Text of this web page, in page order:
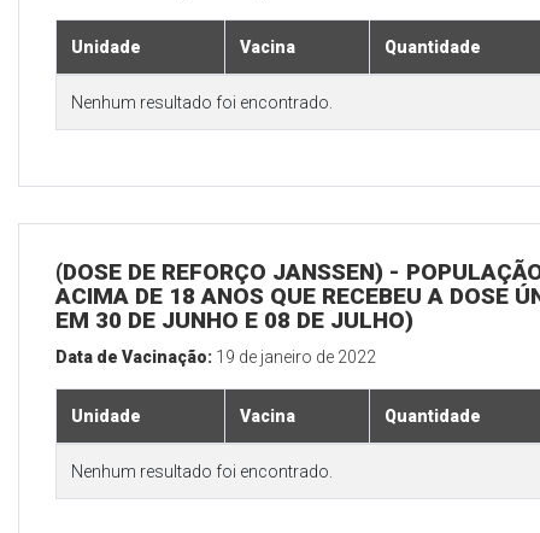
Unidade Vacina Quantidade
Nenhum resultado foi encontrado.
(DOSE DE REFORÇO JANSSEN) -
ACIMA DE 18 ANOS QUE RECEBEU A DOSE
EM 30 DE JUNHO E 08 DE JULHO)
Data de Vacinação: 19 de janeiro de 2022
Unidade Vacina Quantidade
Nenhum resultado foi encontrado.